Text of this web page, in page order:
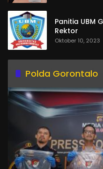
Panitia UBM
Rektor
Oktober 10, 2023
Polda Gorontalo